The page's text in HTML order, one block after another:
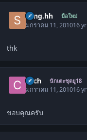
song.hh มือใหม่
มกราคม 11, 201016 yr
thk
chch นักเตะชุดยู18
มกราคม 11, 201016 yr
ขอบคุณครับ